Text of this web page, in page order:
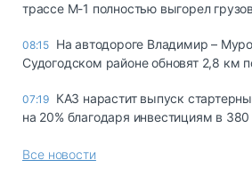
трассе М-1 полностью выгорел
08:15 На автодороге Владимир –
Судогодском районе обновят 2,8 км
07:19 КАЗ нарастит выпуск
на 20% благодаря инвестициям в
Все новости